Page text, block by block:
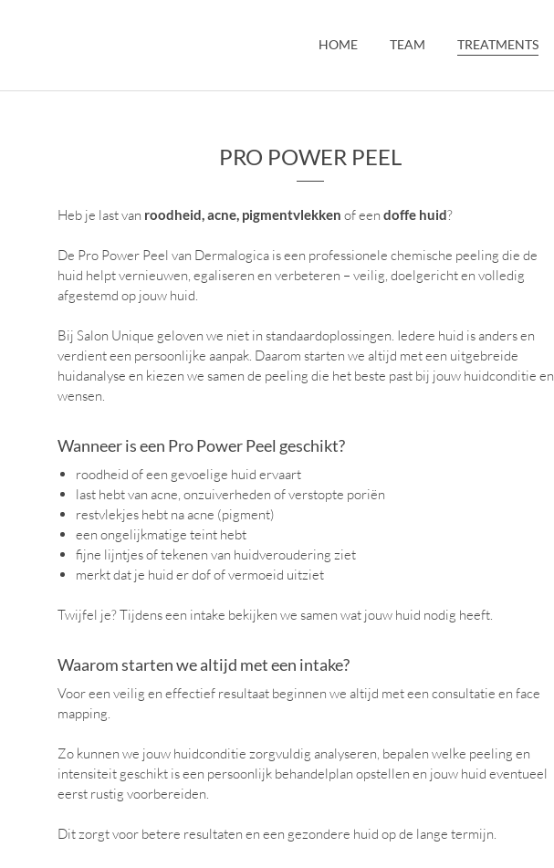
HOME TEAM TREATMENTS
PRO POWER PEEL
Heb je last van roodheid, acne, pigmentvlekken of een doffe huid?
De Pro Power Peel van Dermalogica is een professionele chemische peeling die de
huid helpt vernieuwen, egaliseren en verbeteren – veilig, doelgericht en volledig
afgestemd op jouw huid.
Bij Salon Unique geloven we niet in standaardoplossingen. Iedere huid is anders en
verdient een persoonlijke aanpak. Daarom starten we altijd met een uitgebreide
huidanalyse en kiezen we samen de peeling die het beste past bij jouw huidconditie en
wensen.
Wanneer is een Pro Power Peel geschikt?
roodheid of een gevoelige huid ervaart
last hebt van acne, onzuiverheden of verstopte poriën
restvlekjes hebt na acne (pigment)
een ongelijkmatige teint hebt
fijne lijntjes of tekenen van huidveroudering ziet
merkt dat je huid er dof of vermoeid uitziet
Twijfel je? Tijdens een intake bekijken we samen wat jouw huid nodig heeft.
Waarom starten we altijd met een intake?
Voor een veilig en effectief resultaat beginnen we altijd met een consultatie en face
mapping.
Zo kunnen we jouw huidconditie zorgvuldig analyseren, bepalen welke peeling en
intensiteit geschikt is een persoonlijk behandelplan opstellen en jouw huid eventueel
eerst rustig voorbereiden.
Dit zorgt voor betere resultaten en een gezondere huid op de lange termijn.